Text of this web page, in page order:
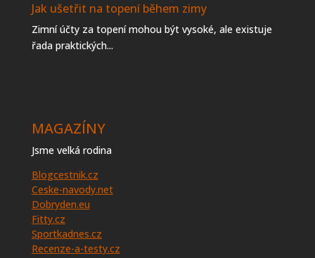
Jak ušetřit na topení během zimy
Zimní účty za topení mohou být vysoké, ale existuje
řada praktických...
MAGAZÍNY
Jsme velká rodina
Blogcestnik.cz
Ceske-navody.net
Dobryden.eu
Fitty.cz
Sportkadnes.cz
Recenze-a-testy.cz